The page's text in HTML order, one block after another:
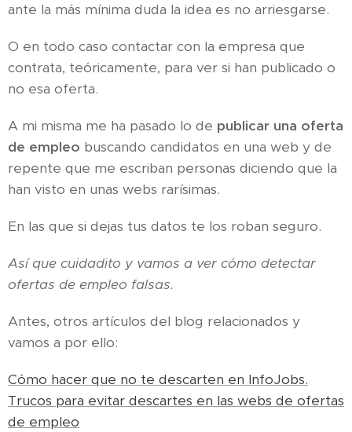
ante la más mínima duda la idea es no arriesgarse.
O en todo caso contactar con la empresa que
contrata, teóricamente, para ver si han publicado o
no esa oferta.
A mi misma me ha pasado lo de publicar una oferta
de empleo buscando candidatos en una web y de
repente que me escriban personas diciendo que la
han visto en unas webs rarísimas.
En las que si dejas tus datos te los roban seguro.
Así que cuidadito y vamos a ver cómo detectar
ofertas de empleo falsas.
Antes, otros artículos del blog relacionados y
vamos a por ello:
Cómo hacer que no te descarten en InfoJobs.
Trucos para evitar descartes en las webs de ofertas
de empleo